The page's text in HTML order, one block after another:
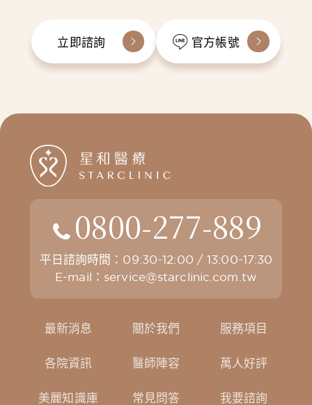
立即諮詢 官方帳號
0800-277-889
平日諮詢時間：09:30-12:00 / 13:00-17:30
E-mail： service@starclinic.com.tw
最新消息 關於我們 服務項目
各院資訊 醫師陣容 萬人好評
美麗知識庫 常見問答 我要諮詢